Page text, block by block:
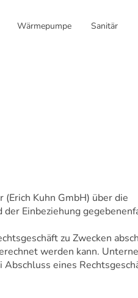
Wärmepumpe Sanitär
Kuhn GmbH) über die
Einbeziehung
zu Zwecken
werden kann.
eines